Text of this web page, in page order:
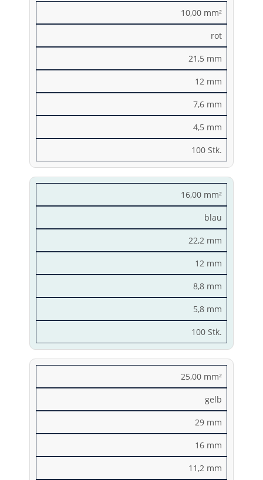
10,00 mm²
rot
21,5 mm
12 mm
7,6 mm
4,5 mm
100 Stk.
16,00 mm²
blau
22,2 mm
12 mm
8,8 mm
5,8 mm
100 Stk.
25,00 mm²
gelb
29 mm
16 mm
11,2 mm